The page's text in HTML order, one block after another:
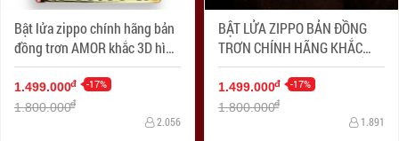
Bật lửa zippo chính hãng bản
đồng trơn AMOR khắc 3D hình
tuổi hổ siêu sắc nét
1.499.000đ -17%
1.800.000đ
2.056
BẬT LỬA ZIPPO BẢN ĐỒNG
TRƠN CHÍNH HÃNG KHẮC
HÌNH 3D CÁ CHÉP SIÊU SẮC
NÉT
1.499.000đ -17%
1.800.000đ
1.891